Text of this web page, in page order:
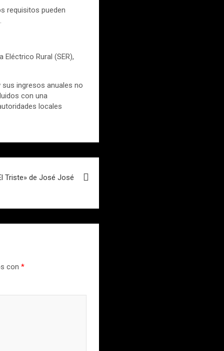
requisitos pueden
Rural (SER),
ingresos anuales no
con una
locales
Triste» de José José
con*